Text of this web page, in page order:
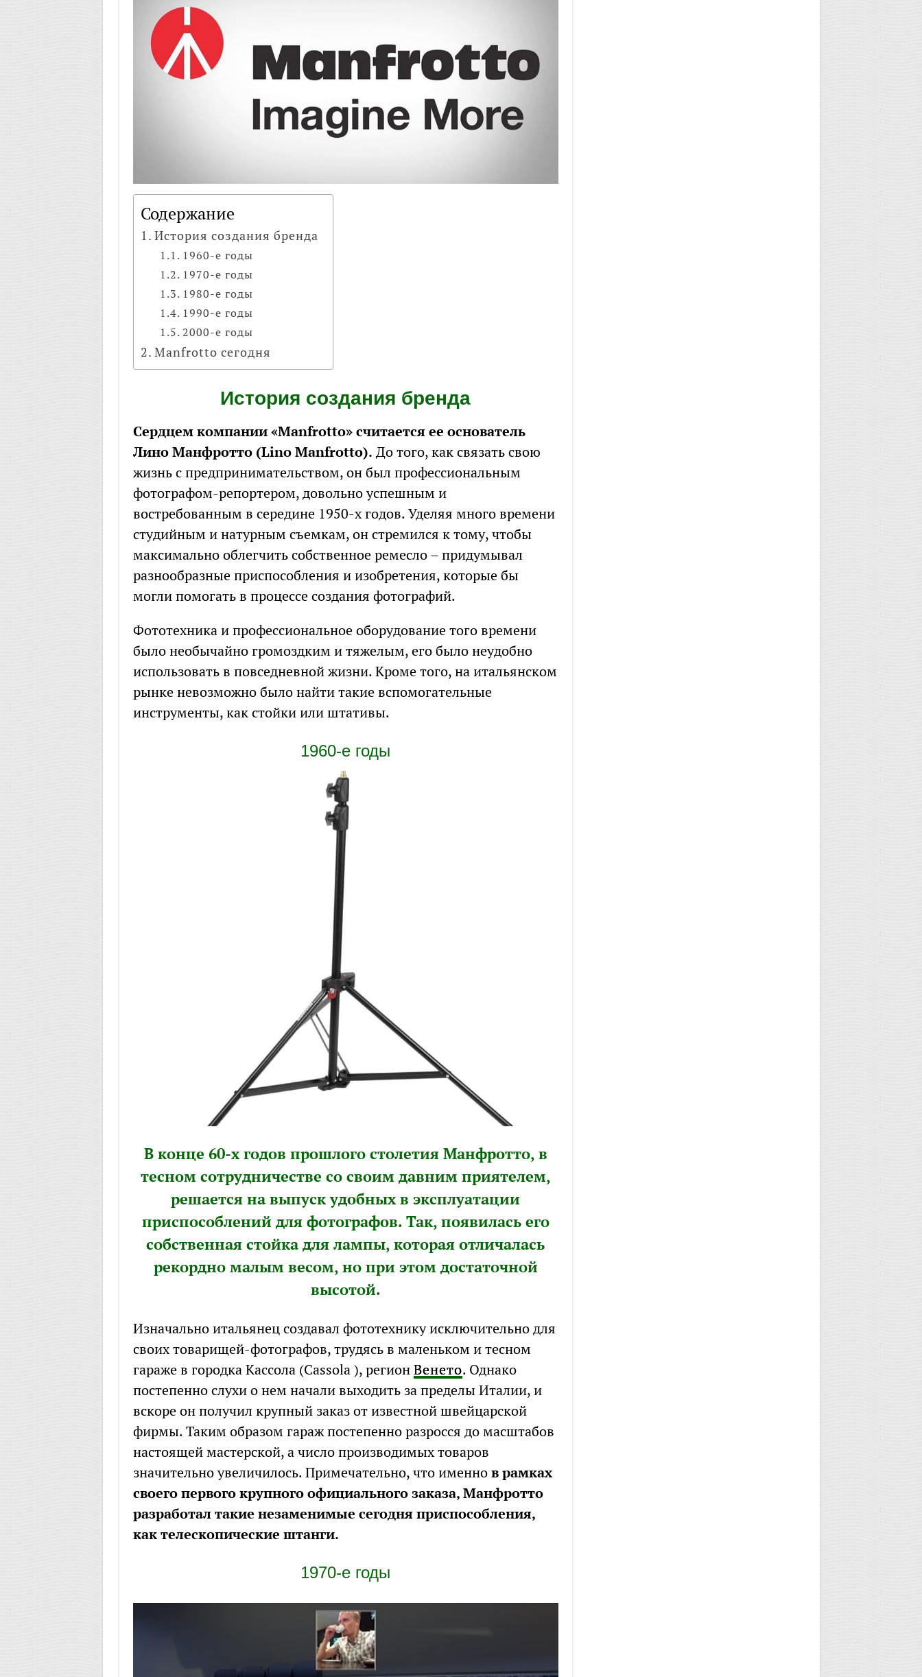
Содержание
История создания бренда
1960-е годы
1970-е годы
1980-е годы
1990-е годы
2000-е годы
Manfrotto сегодня
История создания бренда
Сердцем компании «Manfrotto» считается ее основатель
Лино Манфротто (Lino Manfrotto). До того, как связать свою
жизнь с предпринимательством, он был профессиональным
фотографом-репортером, довольно успешным и
востребованным в середине 1950-х годов. Уделяя много времени
студийным и натурным съемкам, он стремился к тому, чтобы
максимально облегчить собственное ремесло – придумывал
разнообразные приспособления и изобретения, которые бы
могли помогать в процессе создания фотографий.
Фототехника и профессиональное оборудование того времени
было необычайно громоздким и тяжелым, его было неудобно
использовать в повседневной жизни. Кроме того, на итальянском
рынке невозможно было найти такие вспомогательные
инструменты, как стойки или штативы.
1960-е годы
В конце 60-х годов прошлого столетия Манфротто, в
тесном сотрудничестве со своим давним приятелем,
решается на выпуск удобных в эксплуатации
приспособлений для фотографов. Так, появилась его
собственная стойка для лампы, которая отличалась
рекордно малым весом, но при этом достаточной
высотой.
Изначально итальянец создавал фототехнику исключительно для
своих товарищей-фотографов, трудясь в маленьком и тесном
гараже в городка Кассола (Cassola ), регионВенето. Однако
постепенно слухи о нем начали выходить за пределы Италии, и
вскоре он получил крупный заказ от известной швейцарской
фирмы. Таким образом гараж постепенно разросся до масштабов
настоящей мастерской, а число производимых товаров
значительно увеличилось. Примечательно, что именнов рамках
своего первого крупного официального заказа, Манфротто
разработал такие незаменимые сегодня приспособления,
как телескопические штанги.
1970-е годы